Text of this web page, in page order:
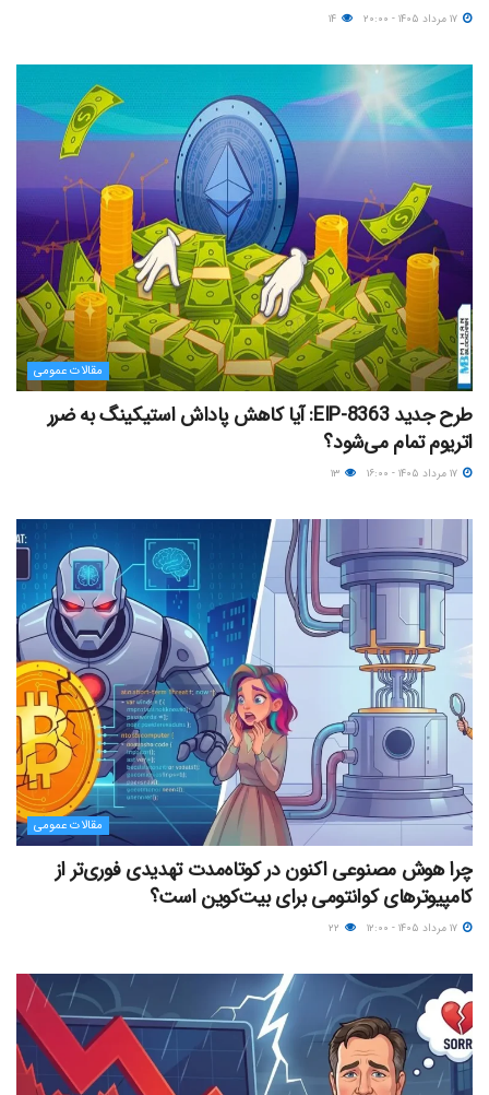
مقالات عمومی
طرح جدید EIP-8363: آیا کاهش پاداش استیکینگ به ضرر
اتریوم تمام می‌شود؟
مقالات عمومی
چرا هوش مصنوعی اکنون در کوتاه‌مدت تهدیدی فوری‌تر از
کامپیوترهای کوانتومی برای بیت‌کوین است؟